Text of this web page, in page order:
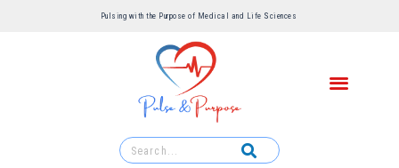
Pulsing with the Purpose of Medical and Life Sciences ​